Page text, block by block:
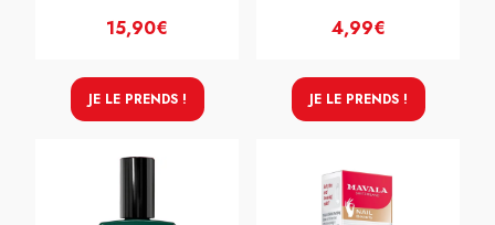
15,90€
JE LE PRENDS !
4,99€
JE LE PRENDS !